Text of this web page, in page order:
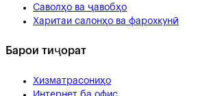
Саволҳо ва ҷавобҳо
Харитаи салонҳо ва фарохкунӣ
Барои тиҷорат
Хизматрасониҳо